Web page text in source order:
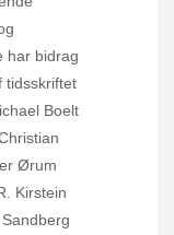
har bidrag
tidsskriftet
Boelt
Ørum
Kirstein